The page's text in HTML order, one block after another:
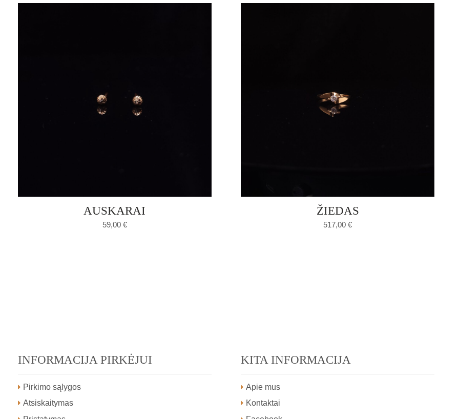
AUSKARAI
59,00 €
ŽIEDAS
517,00€
INFORMACIJA PIRKĖJUI
Pirkimo sąlygos
Atsiskaitymas
KITA INFORMACIJA
Apie mus
Kontaktai